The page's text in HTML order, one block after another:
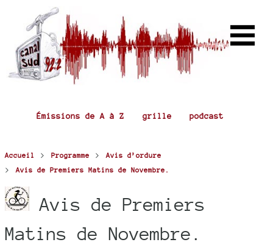
Émissions de A à Z grille podcast
Accueil > Programme > Avis d’ordure
> Avis de Premiers Matins de Novembre.
Avis de Premiers
Matins de Novembre.